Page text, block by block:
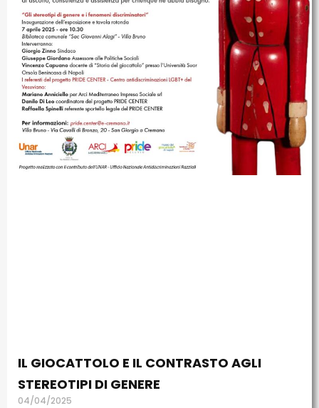
IL GIOCATTOLO E IL CONTRASTO AGLI
STEREOTIPI DI GENERE
04/04/2025